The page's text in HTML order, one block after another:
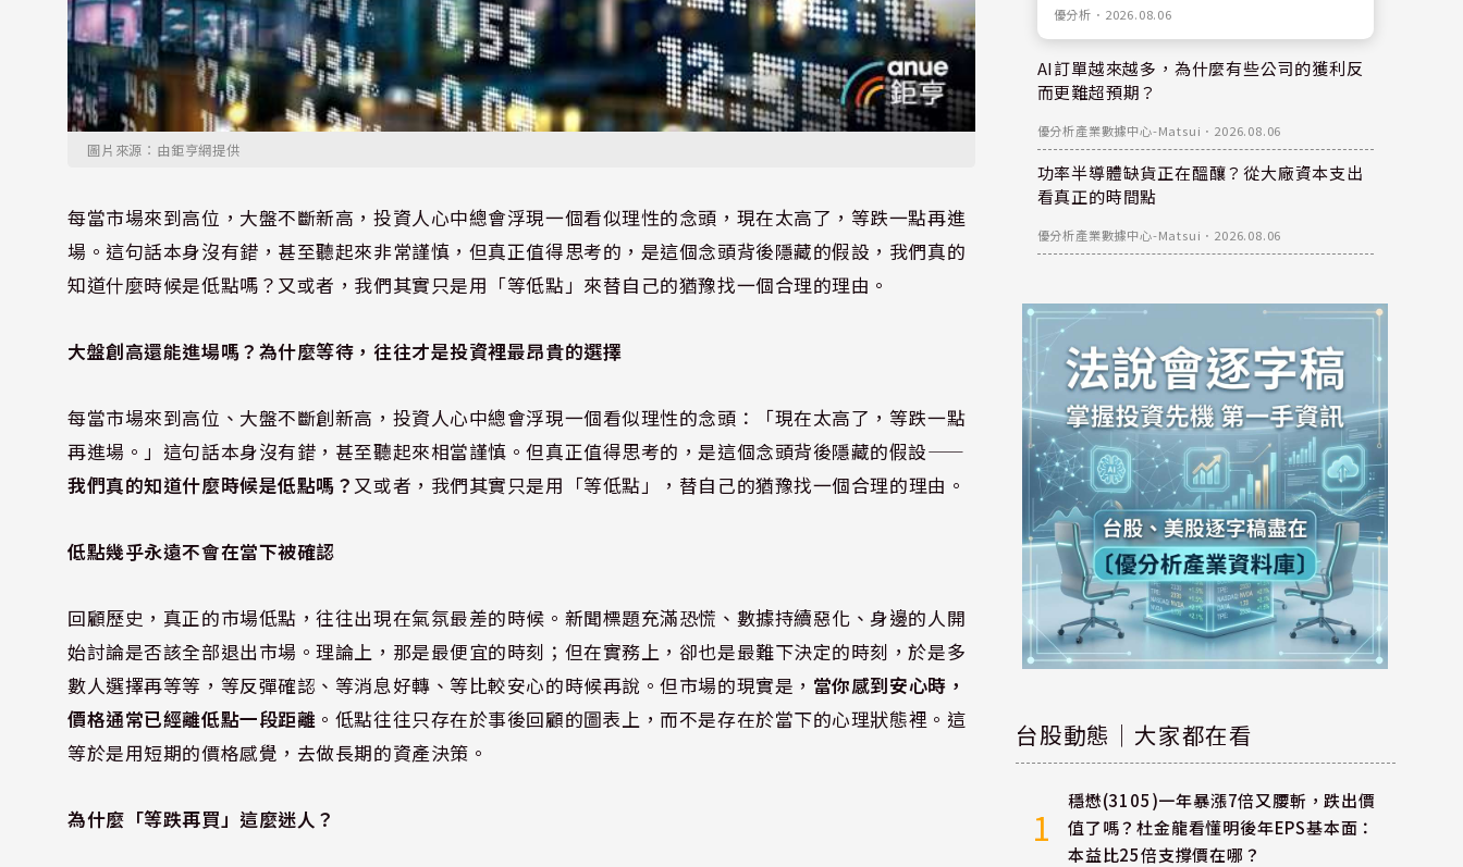
圖片來源：由鉅亨網提供
每當市場來到高位，大盤不斷新高，投資人心中總會浮現一個看似理性的念頭，現在太高了，等跌一點再進
場。這句話本身沒有錯，甚至聽起來非常謹慎，但真正值得思考的，是這個念頭背後隱藏的假設，我們真的
知道什麼時候是低點嗎？又或者，我們其實只是用「等低點」來替自己的猶豫找一個合理的理由。
大盤創高還能進場嗎？為什麼等待，往往才是投資裡最昂貴的選擇
每當市場來到高位、大盤不斷創新高，投資人心中總會浮現一個看似理性的念頭：「現在太高了，等跌一點
再進場。」這句話本身沒有錯，甚至聽起來相當謹慎。但真正值得思考的，是這個念頭背後隱藏的假設——
我們真的知道什麼時候是低點嗎？ 又或者，我們其實只是用「等低點」，替自己的猶豫找一個合理的理由。
低點幾乎永遠不會在當下被確認
回顧歷史，真正的市場低點，往往出現在氣氛最差的時候。新聞標題充滿恐慌、數據持續惡化、身邊的人開
始討論是否該全部退出市場。理論上，那是最便宜的時刻；但在實務上，卻也是最難下決定的時刻，於是多
數人選擇再等等，等反彈確認、等消息好轉、等比較安心的時候再說。但市場的現實是， 當你感到安心時，
價格通常已經離低點一段距離 。低點往往只存在於事後回顧的圖表上，而不是存在於當下的心理狀態裡。這
等於是用短期的價格感覺，去做長期的資產決策。
為什麼「等跌再買」這麼迷人？
優分析 ． 2026.08.06
AI訂單越來越多，為什麼有些公司的獲利反
而更難超預期？
優分析產業數據中心-Matsui ． 2026.08.06
功率半導體缺貨正在醞釀？從大廠資本支出
看真正的時間點
優分析產業數據中心-Matsui ． 2026.08.06
台股動態｜大家都在看
1
穩懋(3105)一年暴漲7倍又腰斬，跌出價
值了嗎？杜金龍看懂明後年EPS基本面：
本益比25倍支撐價在哪？